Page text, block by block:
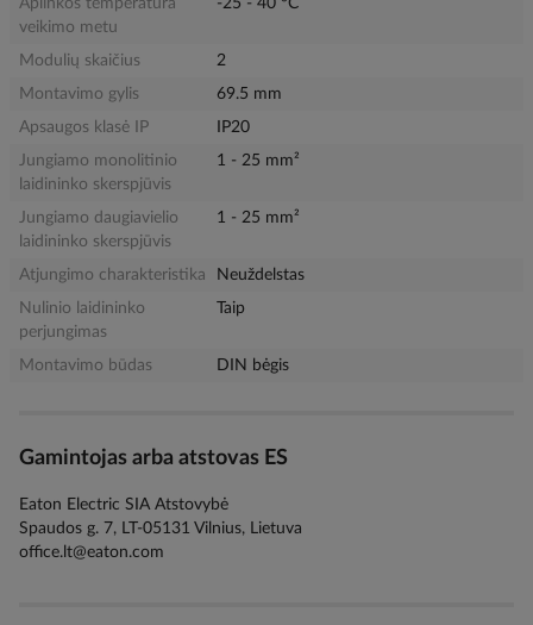
Aplinkos temperatūra
veikimo metu
-25 - 40 °C
Modulių skaičius
2
Montavimo gylis
69.5 mm
Apsaugos klasė IP
IP20
Jungiamo monolitinio
laidininko skerspjūvis
1 - 25 mm²
Jungiamo daugiavielio
laidininko skerspjūvis
1 - 25 mm²
Atjungimo charakteristika
Neuždelstas
Nulinio laidininko
perjungimas
Taip
Montavimo būdas DIN bėgis
Gamintojas arba atstovas ES
Eaton Electric SIA Atstovybė
Spaudos g. 7, LT-05131 Vilnius, Lietuva
office.lt@eaton.com